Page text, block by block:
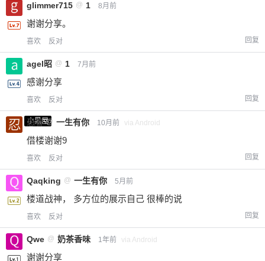
glimmer715 @ 1 8月前
谢谢分享。
喜欢 反对 回复
agel昭 @ 1 7月前
感谢分享
喜欢 反对 回复
小黑屋
忍者 @ 一生有你 10月前 via Android
借楼谢谢9
喜欢 反对 回复
Qaqking @ 一生有你 5月前
楼道战神， 多方位的展示自己 很棒的说
喜欢 反对 回复
Qwe @ 奶茶香味 1年前 via Android
谢谢分享